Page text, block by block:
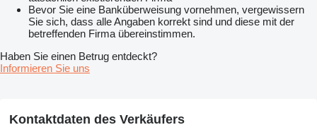
Bevor Sie eine Banküberweisung vornehmen, vergewissern
Sie sich, dass alle Angaben korrekt sind und diese mit der
betreffenden Firma übereinstimmen.
Haben Sie einen Betrug entdeckt?
Informieren Sie uns
Kontaktdaten des Verkäufers